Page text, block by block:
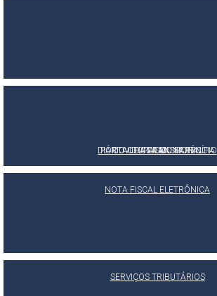
PORTAL DA TRANSPARÊNCIA
E-SIC
OUVIDORIA MUNICIPAL
DIÁRIO OFICIAL DO MUNICÍPIO
NOTA FISCAL ELETRÔNICA
SERVIÇOS TRIBUTÁRIOS